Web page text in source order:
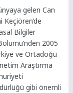
gelen Can
Bilgiler
2005
ve Ortadoğu
Araştırma
gibi önemli